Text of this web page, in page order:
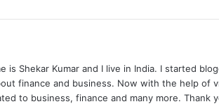
is Shekar Kumar and I live in India. I started
finance and business. Now with the help of
to business, finance and many more. Thank